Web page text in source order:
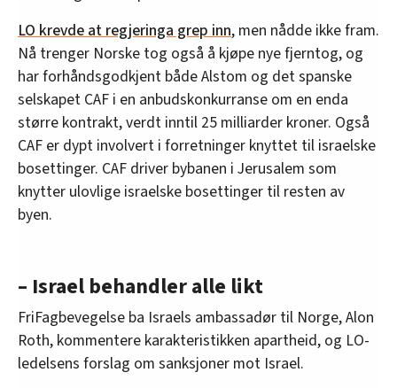
LO krevde at regjeringa grep inn, men nådde ikke fram.
Nå trenger Norske tog også å kjøpe nye fjerntog, og
har forhåndsgodkjent både Alstom og det spanske
selskapet CAF i en anbudskonkurranse om en enda
større kontrakt, verdt inntil 25 milliarder kroner. Også
CAF er dypt involvert i forretninger knyttet til israelske
bosettinger. CAF driver bybanen i Jerusalem som
knytter ulovlige israelske bosettinger til resten av
byen.
– Israel behandler alle likt
FriFagbevegelse ba Israels ambassadør til Norge, Alon
Roth, kommentere karakteristikken apartheid, og LO-
ledelsens forslag om sanksjoner mot Israel.